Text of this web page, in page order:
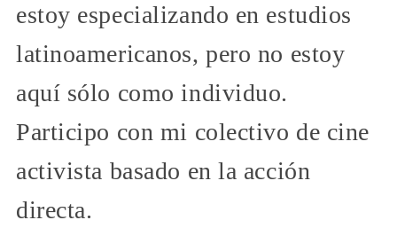
estoy especializando en estudios
latinoamericanos, pero no estoy
aquí sólo como individuo.
Participo con mi colectivo de cine
activista basado en la acción
directa.